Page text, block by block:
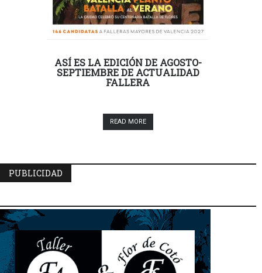
ASÍ ES LA EDICIÓN DE AGOSTO-
SEPTIEMBRE DE ACTUALIDAD
FALLERA
READ MORE
PUBLICIDAD